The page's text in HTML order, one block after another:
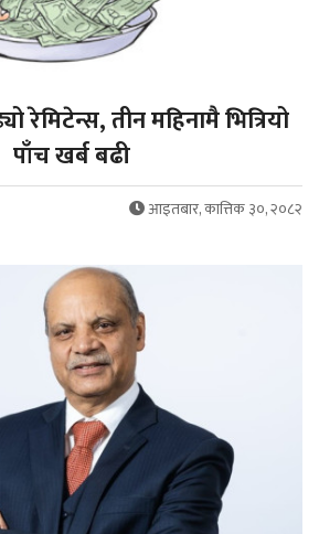
रेमिटेन्स, तीन महिनामै भित्रियो
पाँच खर्ब बढी
आइतबार, कात्तिक ३०, २०८२